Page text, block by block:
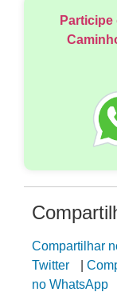
Compartilhar
Twitter
no WhatsApp